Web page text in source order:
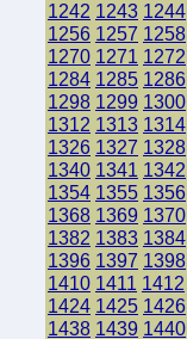
1242 1243 1244
1256 1257 1258
1270 1271 1272
1284 1285 1286
1298 1299 1300
1312 1313 1314
1326 1327 1328
1340 1341 1342
1354 1355 1356
1368 1369 1370
1382 1383 1384
1396 1397 1398
1410 1411 1412
1424 1425 1426
1438 1439 1440